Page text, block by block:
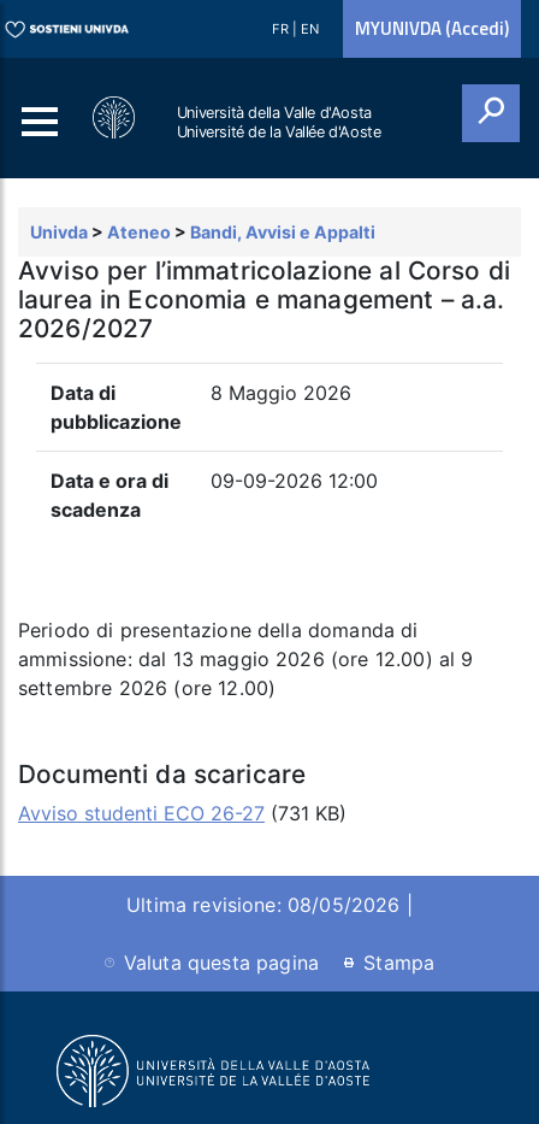
FR EN MYUNIVDA (Accedi)
Università della Valle d'Aosta
Université de la Vallée d'Aoste
Univda > Ateneo > Bandi, Avvisi e Appalti
Avviso per l’immatricolazione al Corso di
laurea in Economia e management – a.a.
2026/2027
Data di
pubblicazione
8 Maggio 2026
Data e ora di
scadenza
09-09-2026 12:00
Periodo di presentazione della domanda di
ammissione: dal 13 maggio 2026 (ore 12.00) al 9
settembre 2026 (ore 12.00)
Documenti da scaricare
Avviso studenti ECO 26-27 (731 KB)
Ultima revisione: 08/05/2026 |
Valuta questa pagina Stampa